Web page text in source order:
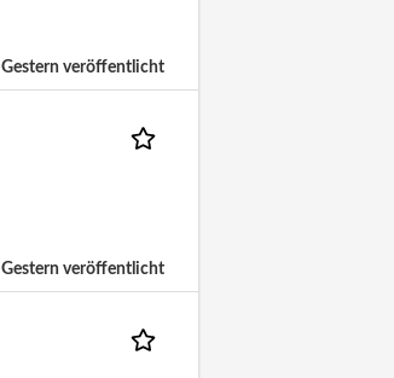
Gestern veröffentlicht
Gestern veröffentlicht